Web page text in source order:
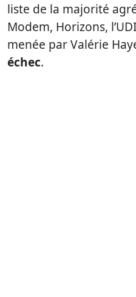
liste de la majorité
Modem, Horizons,
menée par Valérie
échec.